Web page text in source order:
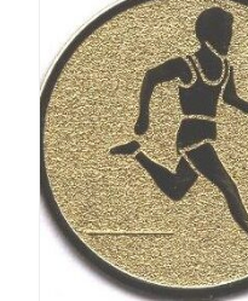
produkt
má
více
variant.
Možnosti
lze
vybrat
na
stránce